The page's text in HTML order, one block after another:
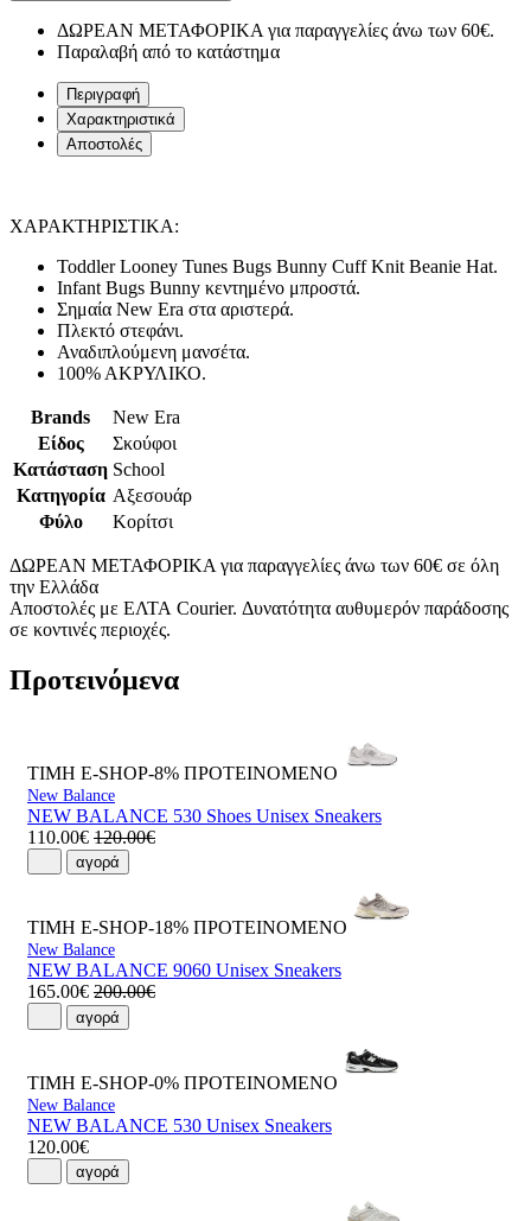
ΔΩΡΕΑΝ ΜΕΤΑΦΟΡΙΚΑ για παραγγελίες άνω των 60€.
Παραλαβή από το κατάστημα
Περιγραφή
Χαρακτηριστικά
Αποστολές
ΧΑΡΑΚΤΗΡΙΣΤΙΚΑ:
Toddler Looney Tunes Bugs Bunny Cuff Knit Beanie Hat.
Infant Bugs Bunny κεντημένο μπροστά.
Σημαία New Era στα αριστερά.
Πλεκτό στεφάνι.
Αναδιπλούμενη μανσέτα.
100% ΑΚΡΥΛΙΚΟ.
Brands
New Era
Είδος
Σκούφοι
Κατάσταση School
Κατηγορία Αξεσουάρ
Φύλο
Κορίτσι
ΔΩΡΕΑΝ ΜΕΤΑΦΟΡΙΚΑ για παραγγελίες άνω των 60€ σε όλη
την Ελλάδα
Αποστολές με ΕΛΤΑ Courier. Δυνατότητα αυθυμερόν παράδοσης
σε κοντινές περιοχές.
Προτεινόμενα
ΤΙΜΗ E-SHOP-8% ΠΡΟΤΕΙΝΟΜΕΝΟ
New Balance
NEW BALANCE 530 Shoes Unisex Sneakers
110.00€ 120.00€
αγορά
ΤΙΜΗ E-SHOP-18% ΠΡΟΤΕΙΝΟΜΕΝΟ
New Balance
NEW BALANCE 9060 Unisex Sneakers
165.00€ 200.00€
αγορά
ΤΙΜΗ E-SHOP-0% ΠΡΟΤΕΙΝΟΜΕΝΟ
New Balance
NEW BALANCE 530 Unisex Sneakers
120.00€
αγορά